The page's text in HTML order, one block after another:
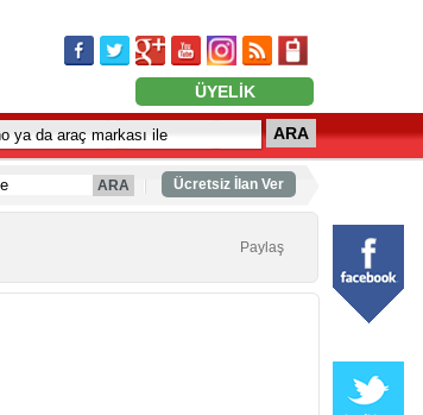
ÜYELİK
ARA
Ücretsiz İlan Ver
ARA
Paylaş